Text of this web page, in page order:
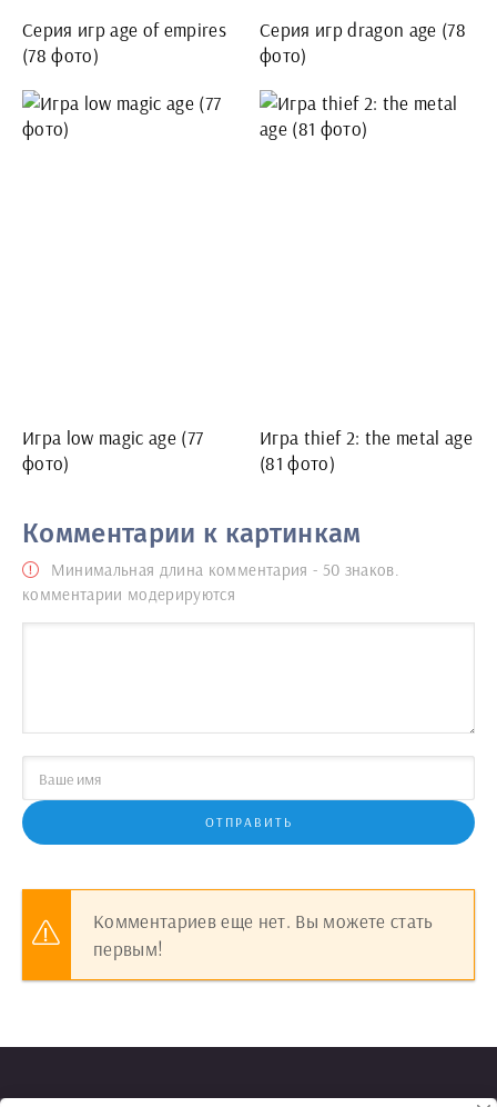
Серия игр age of empires
(78 фото)
Серия игр dragon age (78
фото)
Игра low magic age (77
фото)
Игра thief 2: the metal age
(81 фото)
Комментарии к картинкам
Минимальная длина комментария - 50 знаков.
комментарии модерируются
ОТПРАВИТЬ
Комментариев еще нет. Вы можете стать
первым!